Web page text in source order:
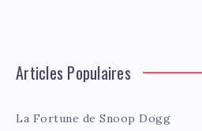
Articles Populaires
La Fortune de Snoop Dogg